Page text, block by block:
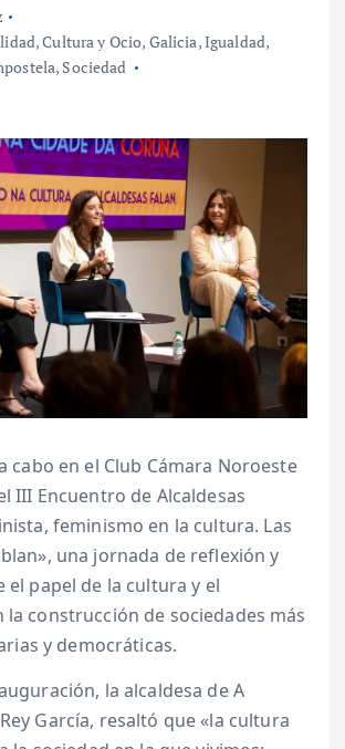
,Cultura y Ocio, Galicia,Igualdad,
, Sociedad
cabo en el Club Cámara Noroeste
III Encuentro de Alcaldesas
feminismo en la cultura. Las
una jornada de reflexión y
el papel de la cultura y el
construcción de sociedades más
y democráticas.
la alcaldesa de A
García, resaltó que «la cultura